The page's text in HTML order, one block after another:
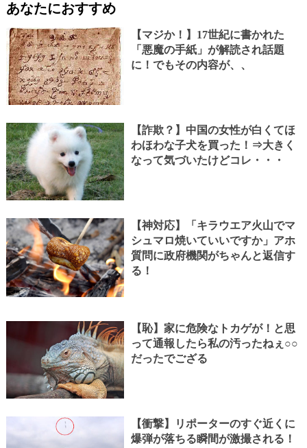
あなたにおすすめ
【マジか！】17世紀に書かれた
「悪魔の手紙」が解読され話題
に！でもその内容が、、
【詐欺？】中国の女性が白くてほ
わほわな子犬を買った！⇒大きく
なって気づいたけどコレ・・・
【神対応】「キラウエア火山でマ
シュマロ焼いていいですか」アホ
質問に政府機関がちゃんと返信す
る！
【恥】家に危険なトカゲが！と思
って通報したら私の汚ったねぇ○○
だったでござる
【衝撃】リポーターのすぐ近くに
爆弾が落ちる瞬間が激撮される！